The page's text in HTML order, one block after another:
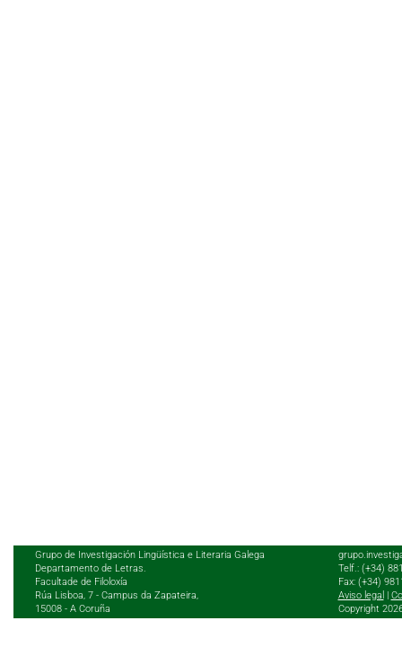
Grupo de Investigación Lingüística e Literaria Galega
Departamento de Letras.
Facultade de Filoloxía
Rúa Lisboa, 7 - Campus da Zapateira,
15008 - A Coruña
Telf.: (+34)
Fax: (+34)
Aviso legal
Copyright